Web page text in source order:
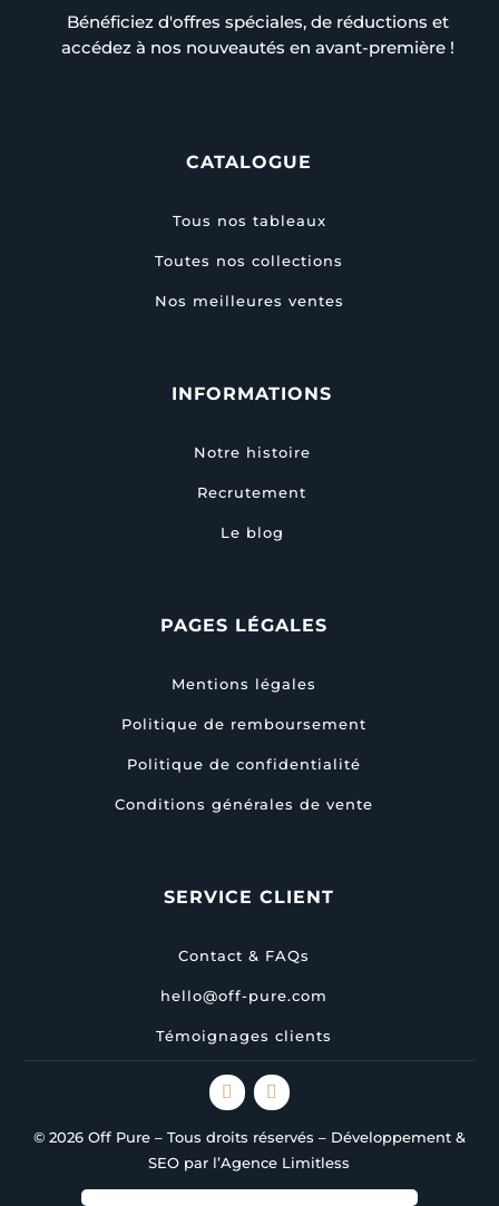
Bénéficiez d'offres spéciales, de réductions et
accédez à nos nouveautés en avant-première !
CATALOGUE
Tous nos tableaux
Toutes nos collections
Nos meilleures ventes
INFORMATIONS
Notre histoire
Recrutement
Le blog
PAGES LÉGALES
Mentions légales
Politique de remboursement
Politique de confidentialité
Conditions générales de vente
SERVICE CLIENT
Contact & FAQs
hello@off-pure.com
Témoignages clients
© 2026 Off Pure – Tous droits réservés – Développement &
SEO par l’Agence Limitless